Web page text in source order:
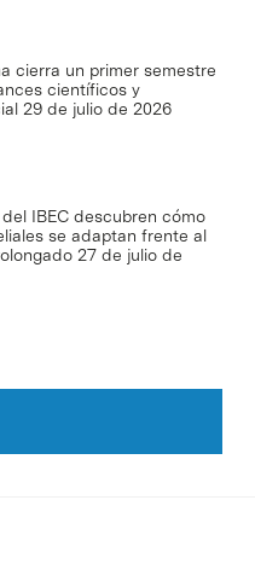
cierra un primer semestre
científicos y
29 de julio de 2026
IBEC descubren cómo
se adaptan frente al
27 de julio de